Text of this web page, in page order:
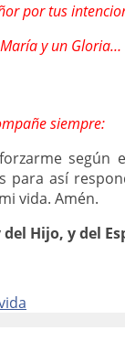
por tus
y un Gloria…
siempre:
según
para así
vida. Amén.
Hijo, y del